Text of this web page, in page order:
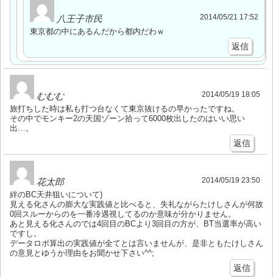
八王子市民 2014/05/21 17:52
東京都の中にあるんだから都内だわｗ
返信
むむむ 2014/05/19 18:05
旅打ちした時は私も打つ台なくて東京抜けるの早かったですね。
その中でモンキー2の天国ゾーン拾って6000枚出したのはいい思い
出…。
返信
花太郎 2014/05/19 23:50
絆のBC天井狙いについて)
見える化さんの膨大な実践値と比べると、失礼ながらたけしさんが何故
0回スルーからのを一番冷遇視してるのか意味が分かりません。
あと見える化さんのでは4回目のBCより3回目の方が、BT当選率が高い
ですし。
データロボ算出の実践値が全てとは言いませんが、是非ともたけしさん
の意見とゆうか理由をお聞かせ下さい^^;
返信